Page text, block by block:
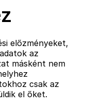
előzményeket,
az
másként nem
csak az
el őket.